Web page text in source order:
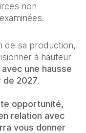
non
de sa production,
à hauteur
avec une hausse
de 2027.
opportunité,
relation avec
vous donner